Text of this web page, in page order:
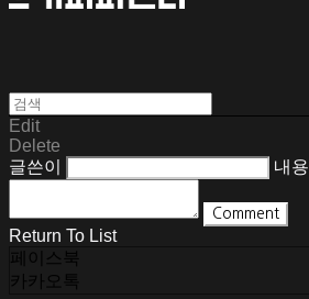
Edit
Delete
글쓴이
내용
Comment
Return To List
페이스북
카카오톡